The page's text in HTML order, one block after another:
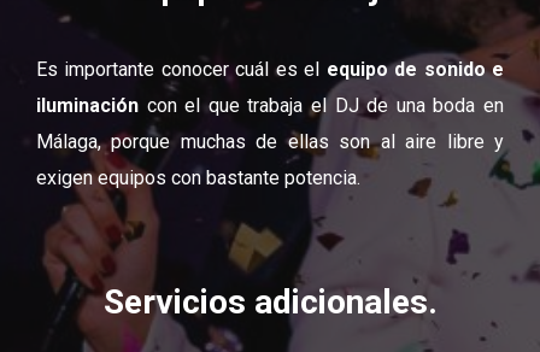
Es importante conocer cuál es el equipo de sonido e
iluminación con el que trabaja el DJ de una boda en
Málaga, porque muchas de ellas son al aire libre y
exigen equipos con bastante potencia.
Servicios adicionales.